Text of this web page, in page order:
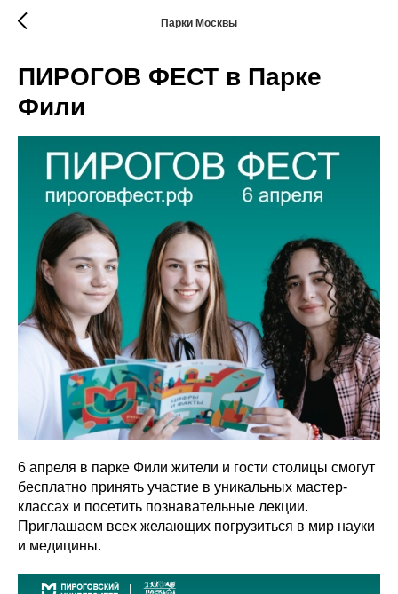
Парки Москвы
ПИРОГОВ ФЕСТ в Парке
Фили
6 апреля в парке Фили жители и гости столицы смогут
бесплатно принять участие в уникальных мастер-
классах и посетить познавательные лекции.
Приглашаем всех желающих погрузиться в мир науки
и медицины.